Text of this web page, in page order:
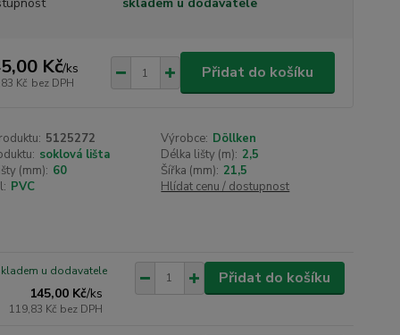
Kč/ks
Kč bez DPH
Přidat do košíku
5125272 Výrobce: Döllken
soklová lišta Délka lišty (m): 2,5
(mm): 60 Šířka (mm): 21,5
PVC Hlídat cenu / dostupnost
145,00 Kč/ks
119,83 Kč bez DPH
u dodavatele Přidat do košíku